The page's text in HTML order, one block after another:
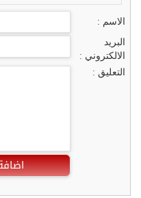
الاسم :
البريد
الالكتروني :
التعليق :